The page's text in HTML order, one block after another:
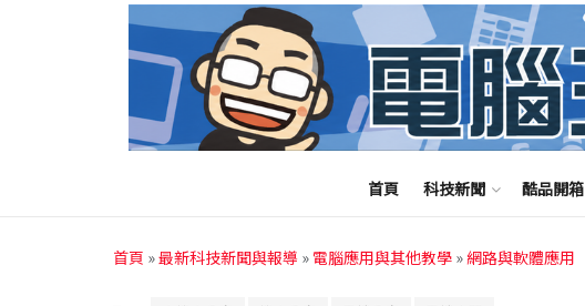
首頁 科技新聞 酷品開箱
首頁 »最新科技新聞與報導 » 電腦應用與其他教學 »網路與軟體應用